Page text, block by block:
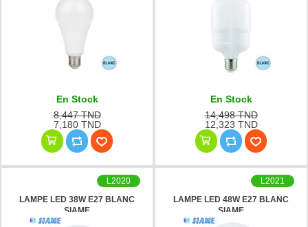
En Stock
8,447 TND
7,180 TND
En Stock
14,498 TND
12,323 TND
LAMPE LED 38W E27 BLANC
SIAME
L2020
LAMPE LED 48W E27 BLANC
SIAME
L2021